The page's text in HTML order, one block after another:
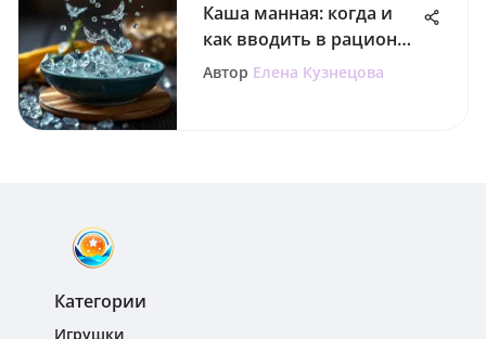
Каша манная: когда и
как вводить в рацион
ребенка
Автор Елена Кузнецова
Категории
Игрушки